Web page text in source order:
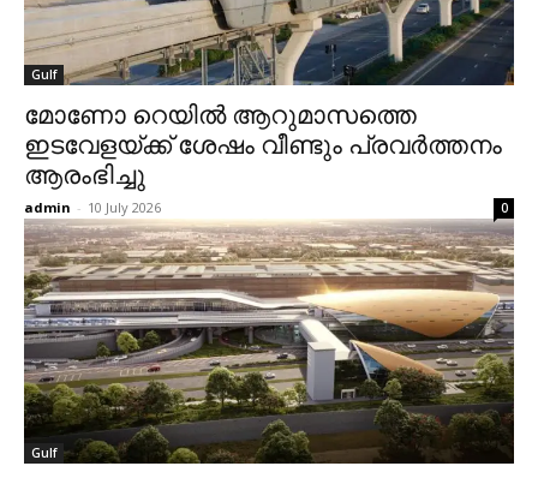
Gulf
മോണോ റെയില്‍ ആറുമാസത്തെ
ഇടവേളയ്ക്ക് ശേഷം വീണ്ടും പ്രവര്‍ത്തനം
ആരംഭിച്ചു
admin - 10 July 2026 0
Gulf